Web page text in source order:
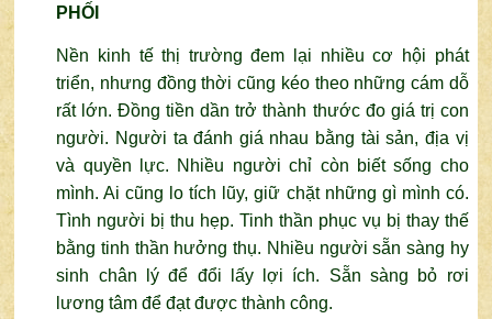
PHỐI
Nền kinh tế thị trường đem lại nhiều cơ hội phát
triển, nhưng đồng thời cũng kéo theo những cám dỗ
rất lớn. Đồng tiền dần trở thành thước đo giá trị con
người. Người ta đánh giá nhau bằng tài sản, địa vị
và quyền lực. Nhiều người chỉ còn biết sống cho
mình. Ai cũng lo tích lũy, giữ chặt những gì mình có.
Tình người bị thu hẹp. Tinh thần phục vụ bị thay thế
bằng tinh thần hưởng thụ. Nhiều người sẵn sàng hy
sinh chân lý để đổi lấy lợi ích. Sẵn sàng bỏ rơi
lương tâm để đạt được thành công.